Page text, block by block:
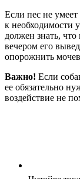
Если пес не
к необходимости
должен знать,
вечером его
опорожнить
Важно! Если
ее обязательно
воздействие не